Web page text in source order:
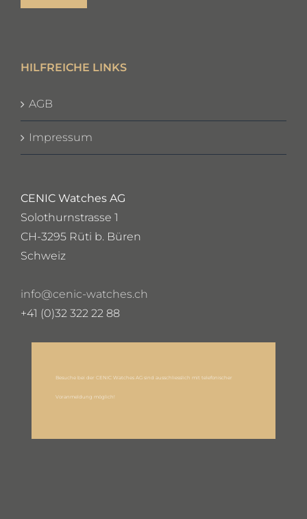
HILFREICHE LINKS
AGB
Impressum
CENIC Watches AG
Solothurnstrasse 1
CH-3295 Rüti b. Büren
Schweiz
info@cenic-watches.ch
+41 (0)32 322 22 88
Besuche bei der CENIC Watches AG sind ausschliesslich mit telefonischer
Voranmeldung möglich!